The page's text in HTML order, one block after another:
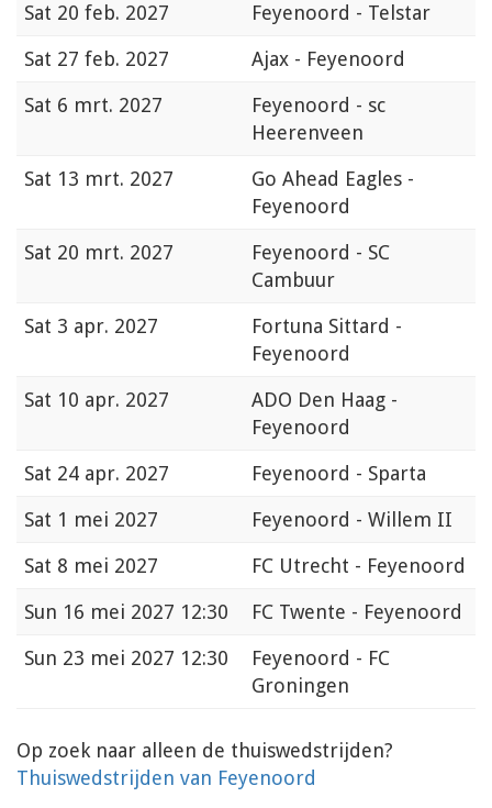
Sat 20 feb. 2027
Feyenoord - Telstar
Sat 27 feb. 2027
Ajax - Feyenoord
Sat 6 mrt. 2027
Feyenoord - sc
Heerenveen
Sat 13 mrt. 2027
Go Ahead Eagles -
Feyenoord
Sat 20 mrt. 2027
Feyenoord - SC
Cambuur
Sat 3 apr. 2027
Fortuna Sittard -
Feyenoord
Sat 10 apr. 2027
ADO Den Haag -
Feyenoord
Sat 24 apr. 2027
Feyenoord - Sparta
Sat 1 mei 2027
Feyenoord - Willem II
Sat 8 mei 2027
FC Utrecht - Feyenoord
Sun 16 mei 2027 12:30
FC Twente - Feyenoord
Sun 23 mei 2027 12:30
Feyenoord - FC
Groningen
Op zoek naar alleen de thuiswedstrijden?
Thuiswedstrijden van Feyenoord